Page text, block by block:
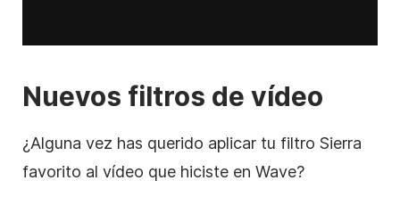
Nuevos filtros de vídeo
¿Alguna vez has querido aplicar tu filtro Sierra
favorito al vídeo que hiciste en Wave?